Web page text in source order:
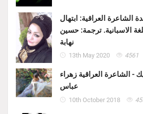
الشاعرة العراقية: ابتهال
الاسبانية. ترجمة: حسين
نهابة
13th May 2020 4561
- الشاعرة العراقية زهراء
عباس
10th October 2018